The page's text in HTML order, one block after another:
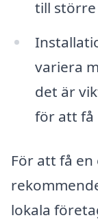
till
variera
det är
för att få
För att få
lokala